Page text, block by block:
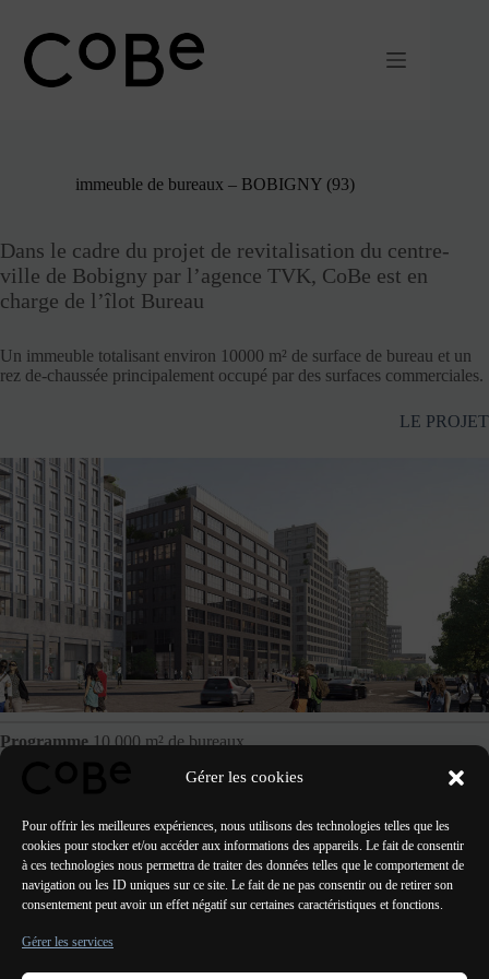
Gérer les cookies
Pour offrir les meilleures expériences, nous utilisons des technologies telles que les
cookies pour stocker et/ou accéder aux informations des appareils. Le fait de consentir
à ces technologies nous permettra de traiter des données telles que le comportement de
navigation ou les ID uniques sur ce site. Le fait de ne pas consentir ou de retirer son
consentement peut avoir un effet négatif sur certaines caractéristiques et fonctions.
Gérer les services
contenu
immeuble de bureaux – BOBIGNY (93)
Dans le cadre du projet de revitalisation du centre-
ville de Bobigny par l’agence TVK, CoBe est en
charge de l’îlot Bureau
Un immeuble totalisant environ 10000 m² de surface de bureau et un
rez de-chaussée principalement occupé par des surfaces commerciales.
LE PROJET
Programme10 000 m² de bureaux
TVK architecte urbaniste mandataire |
PRÉCÉDENT SUIVANT